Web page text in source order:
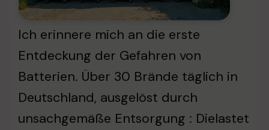
Ich erinnere mich an die erste
Entdeckung der Gefahren von
Batterien. Über 30 Brände täglich in
Deutschland, ausgelöst durch
unsachgemäße Entsorgung : Dielastet